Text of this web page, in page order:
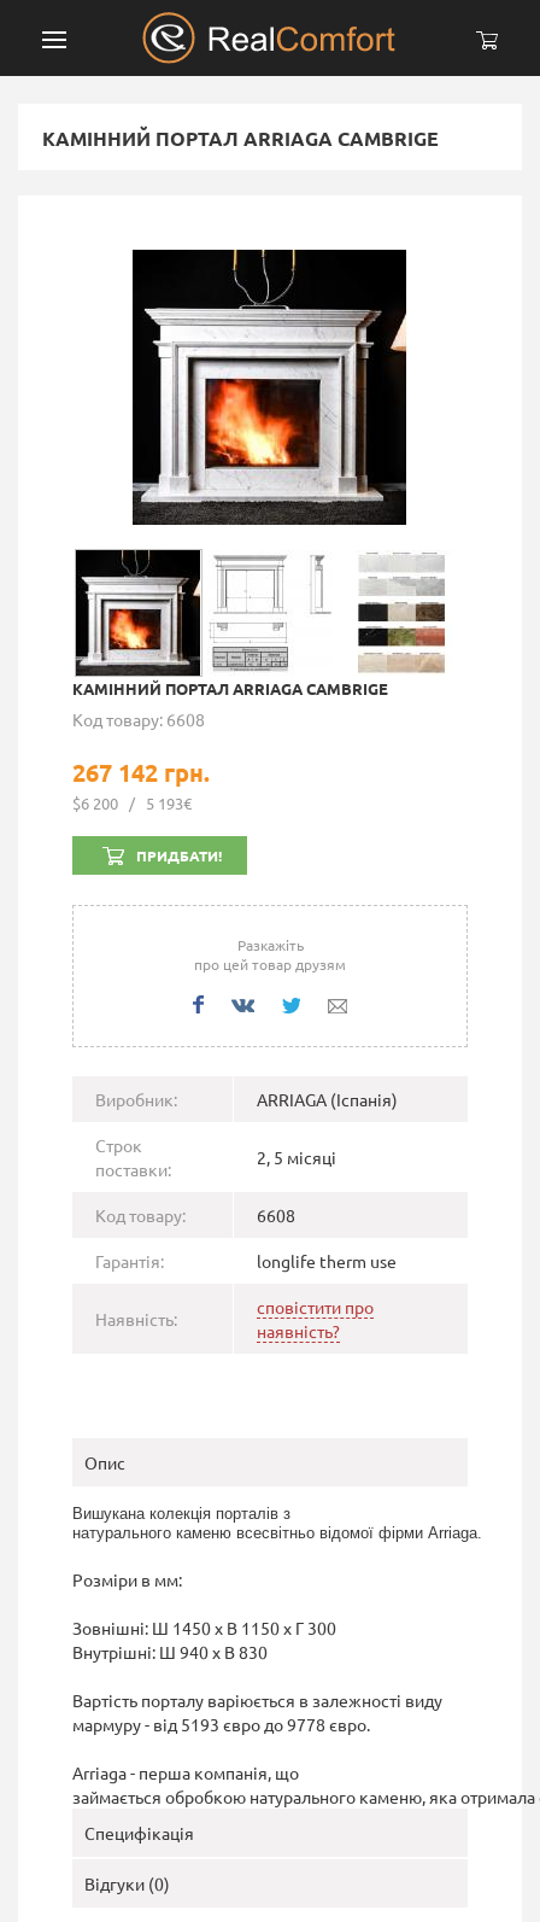
КАМІННИЙ ПОРТАЛ ARRIAGA CAMBRIGE
КАМІННИЙ ПОРТАЛ ARRIAGA CAMBRIGE
Код товару: 6608
267 142 грн.
$6 200 / 5 193€
ПРИДБАТИ!
Разкажіть
про цей товар друзям
Виробник: ARRIAGA (Іспанія)
Строк
поставки:
2, 5 місяці
Код товару: 6608
Гарантія: longlife therm use
Наявність:
сповістити про
наявність?
Опис
Вишукана колекція порталів з
натурального каменю всесвітньо відомої фірми Arriaga.
Розміри в мм:
Зовнішні: Ш 1450 х В 1150 х Г 300
Внутрішні: Ш 940 х В 830
Вартість порталу варіюється в залежності виду
мармуру - від 5193 євро до 9778 євро.
Arriaga - перша компанія, що
займається обробкою натурального каменю, яка
Специфікація
Відгуки (0)